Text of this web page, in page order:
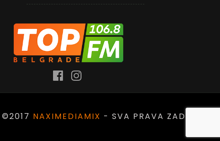
©2017 NAXIMEDIAMIX - SVA PRAVA ZADRŽANA.